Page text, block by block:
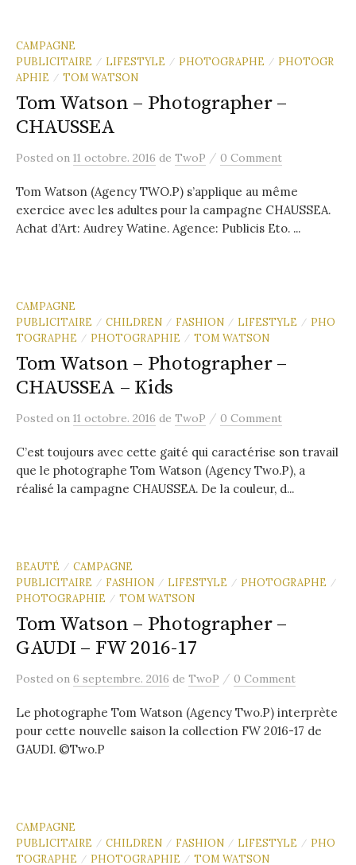
CAMPAGNE
PUBLICITAIRE
/ LIFESTYLE / PHOTOGRAPHE / PHOTOGR
APHIE
/ TOM WATSON
Tom Watson – Photographer –
CHAUSSEA
Posted on 11 octobre. 2016 de TwoP / 0 Comment
Tom Watson (Agency TWO.P) s’applique au même
exercice avec les adultes pour la campagne CHAUSSEA.
Achat d’Art: Audrey Watine. Agence: Publicis Eto. ...
CAMPAGNE
PUBLICITAIRE
/ CHILDREN / FASHION / LIFESTYLE / PHO
TOGRAPHE
/ PHOTOGRAPHIE / TOM WATSON
Tom Watson – Photographer –
CHAUSSEA – Kids
Posted on 11 octobre. 2016 de TwoP / 0 Comment
C’est toujours avec cette gaité qui caractérise son travail
que le photographe Tom Watson (Agency Two.P), a
réalisé la campagne CHAUSSEA. De la couleur, d...
BEAUTÉ / CAMPAGNE
PUBLICITAIRE
/ FASHION / LIFESTYLE / PHOTOGRAPHE /
PHOTOGRAPHIE / TOM WATSON
Tom Watson – Photographer –
GAUDI – FW 2016-17
Posted on 6 septembre. 2016 de TwoP / 0 Comment
Le photographe Tom Watson (Agency Two.P) interprète
pour cette nouvelle saison la collection FW 2016-17 de
GAUDI. ©Two.P
CAMPAGNE
PUBLICITAIRE
/ CHILDREN / FASHION / LIFESTYLE / PHO
TOGRAPHE
/ PHOTOGRAPHIE / TOM WATSON